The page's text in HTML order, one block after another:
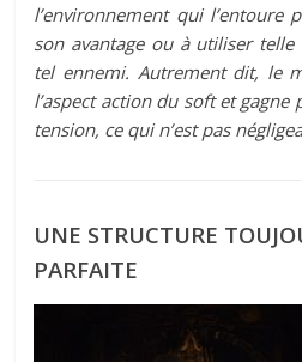
l’environnement qui l’entoure
son avantage ou à utiliser
tel ennemi. Autrement dit, le
l’aspect action du soft et
tension, ce qui n’est pas
UNE STRUCTURE
PARFAITE